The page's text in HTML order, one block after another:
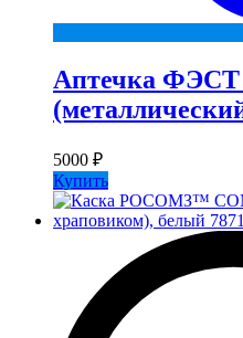
Аптечка ФЭСТ
5000 ₽
Купить